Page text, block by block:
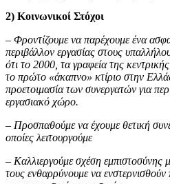
2) Κοινωνικοί Στόχοι
– Φροντίζουμε να παρέχουμε ένα
περιβάλλον εργασίας στους
ότι το 2000, τα γραφεία της
το πρώτο «άκαπνο» κτίριο στην
προετοιμασία των συνεργατών για
εργασιακό χώρο.
– Προσπαθούμε να έχουμε θετική
οποίες λειτουργούμε
– Καλλιεργούμε σχέση εμπιστοσύνης
τους ενθαρρύνουμε να